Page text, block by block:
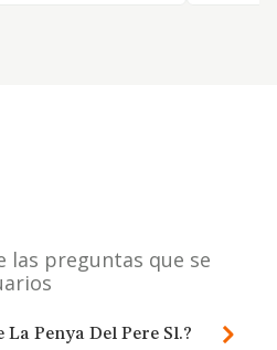
las preguntas que se
La Penya Del Pere Sl.?